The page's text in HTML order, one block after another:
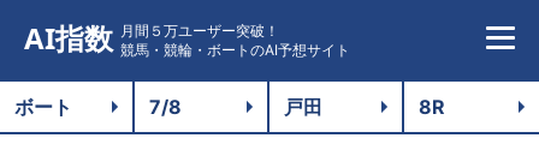
AI指数 月間５万ユーザー突破！
競馬・競輪・ボートのAI予想サイト